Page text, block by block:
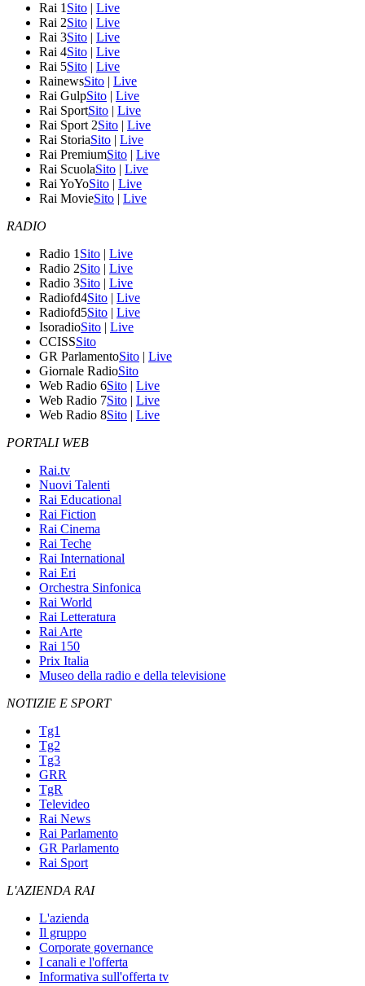
Rai 1 Sito | Live
Rai 2Sito | Live
Rai 3Sito | Live
Rai 4Sito | Live
Rai 5Sito | Live
RainewsSito | Live
Rai GulpSito | Live
Rai SportSito | Live
Rai Sport 2Sito | Live
Rai StoriaSito | Live
Rai PremiumSito | Live
Rai ScuolaSito | Live
Rai YoYoSito | Live
Rai MovieSito | Live
RADIO
Radio 1 Sito | Live
Radio 2Sito | Live
Radio 3Sito | Live
Radiofd4Sito | Live
Radiofd5Sito | Live
IsoradioSito | Live
CCISSSito
GR ParlamentoSito | Live
Giornale RadioSito
Web Radio 6Sito | Live
Web Radio 7Sito | Live
Web Radio 8Sito | Live
PORTALI WEB
Rai.tv
Nuovi Talenti
Rai Educational
Rai Fiction
Rai Cinema
Rai Teche
Rai International
Rai Eri
Orchestra Sinfonica
Rai World
Rai Letteratura
Rai Arte
Rai 150
Prix Italia
Museo della radio e della televisione
NOTIZIE E SPORT
Tg1
Tg2
Tg3
GRR
TgR
Televideo
Rai News
Rai Parlamento
GR Parlamento
Rai Sport
L'AZIENDA RAI
L'azienda
Il gruppo
Corporate governance
I canali e l'offerta
Informativa sull'offerta tv